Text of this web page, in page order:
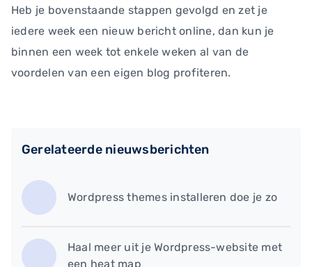
Heb je bovenstaande stappen gevolgd en zet je
iedere week een nieuw bericht online, dan kun je
binnen een week tot enkele weken al van de
voordelen van een eigen blog profiteren.
Gerelateerde nieuwsberichten
Wordpress themes installeren doe je zo
Haal meer uit je Wordpress-website met
een heat map